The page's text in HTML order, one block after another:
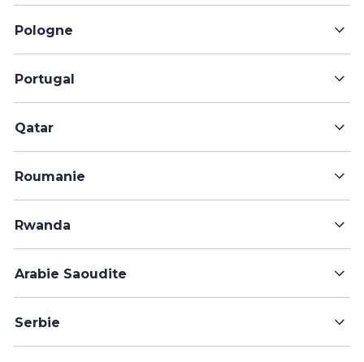
Pologne
Portugal
Qatar
Roumanie
Rwanda
Arabie Saoudite
Serbie